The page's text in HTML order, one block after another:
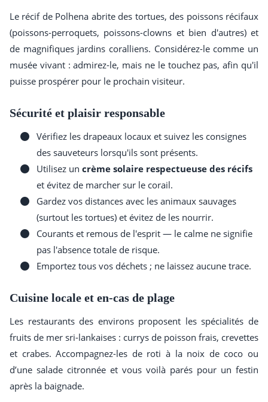
Le récif de Polhena abrite des tortues, des poissons récifaux
(poissons-perroquets, poissons-clowns et bien d'autres) et
de magnifiques jardins coralliens. Considérez-le comme un
musée vivant : admirez-le, mais ne le touchez pas, afin qu'il
puisse prospérer pour le prochain visiteur.
Sécurité et plaisir responsable
Vérifiez les drapeaux locaux et suivez les consignes
des sauveteurs lorsqu'ils sont présents.
Utilisez un crème solaire respectueuse des récifs
et évitez de marcher sur le corail.
Gardez vos distances avec les animaux sauvages
(surtout les tortues) et évitez de les nourrir.
Courants et remous de l'esprit — le calme ne signifie
pas l'absence totale de risque.
Emportez tous vos déchets ; ne laissez aucune trace.
Cuisine locale et en-cas de plage
Les restaurants des environs proposent les spécialités de
fruits de mer sri-lankaises : currys de poisson frais, crevettes
et crabes. Accompagnez-les de roti à la noix de coco ou
d’une salade citronnée et vous voilà parés pour un festin
après la baignade.